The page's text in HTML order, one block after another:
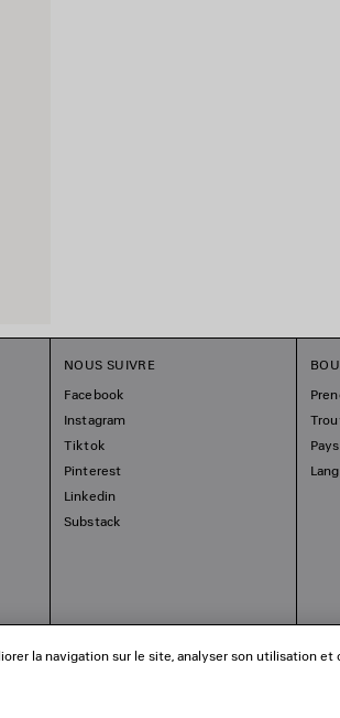
NOUS SUIVRE
Facebook
Instagram
Tiktok
Pinterest
Linkedin
Substack
la navigation sur le site, analyser son utilisation